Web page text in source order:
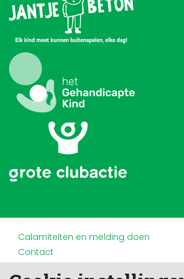
Calamiteiten en melding doen
Contact